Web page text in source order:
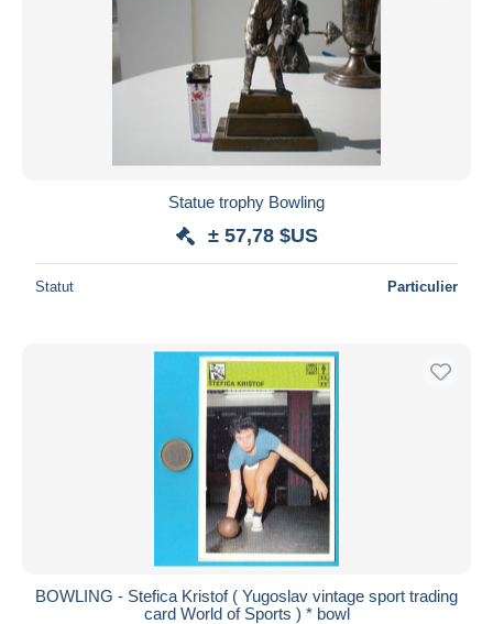
Statue trophy Bowling
± 57,78 $US
Statut Particulier
BOWLING - Stefica Kristof ( Yugoslav vintage sport trading
card World of Sports ) * bowl